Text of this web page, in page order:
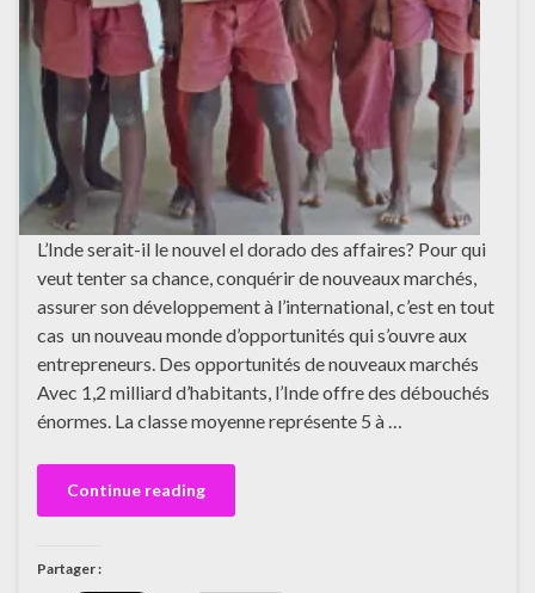
L’Inde serait-il le nouvel el dorado des affaires? Pour qui
veut tenter sa chance, conquérir de nouveaux marchés,
assurer son développement à l’international, c’est en tout
cas un nouveau monde d’opportunités qui s’ouvre aux
entrepreneurs. Des opportunités de nouveaux marchés
Avec 1,2 milliard d’habitants, l’Inde offre des débouchés
énormes. La classe moyenne représente 5 à …
Continue reading
Partager :